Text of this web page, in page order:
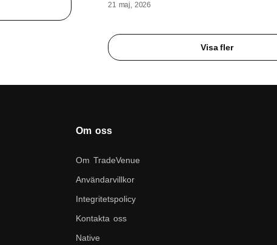
21 maj, 2026
Visa fler
Om oss
Om TradeVenue
Användarvillkor
Integritetspolicy
Kontakta oss
Native